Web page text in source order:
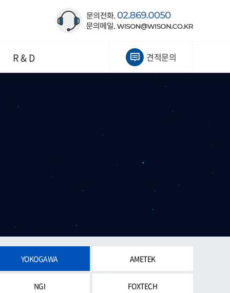
R & D 견적문의
YOKOGAWA AMETEK
NGI FOXTECH